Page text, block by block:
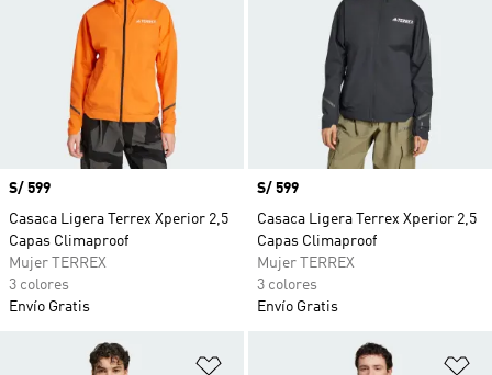
Precio
S/ 599
Casaca Ligera Terrex Xperior 2,5
Capas Climaproof
Mujer TERREX
3 colores
Envío Gratis
Precio
S/ 599
Casaca Ligera Terrex Xperior 2,5
Capas Climaproof
Mujer TERREX
3 colores
Envío Gratis
Añadir a la lista de deseos